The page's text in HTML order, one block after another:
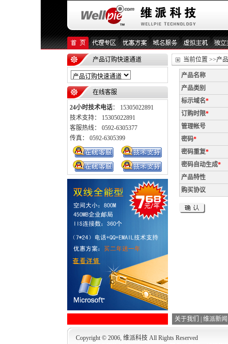
产品订购快速通道
在线客服
24小时技术电话： 15305022891
技术支持： 15305022891
客服热线： 0592-6305377
传真： 0592-6305399
当前位置 >>产
产品名称
产品类别
标示域名*
订购时限*
管理帐号
密码*
密码重复*
密码自动生成*
产品特性
购买协议
关于我们 |维派新闻
Copyright © 2006, 维派科技 All Rights Reserved